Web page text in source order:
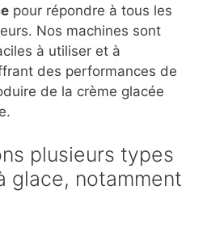
pour répondre à tous les
Nos machines sont
à utiliser et à
des performances de
de la crème glacée
plusieurs types
glace, notamment